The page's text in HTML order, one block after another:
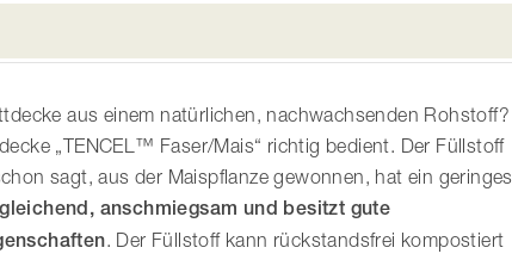
aus einem natürlichen, nachwachsenden Rohstoff?
„TENCEL™ Faser/Mais“ richtig bedient. Der Füllstoff
sagt, aus der Maispflanze gewonnen, hat ein geringes
anschmiegsam und besitzt gute
. Der Füllstoff kann rückstandsfrei kompostiert